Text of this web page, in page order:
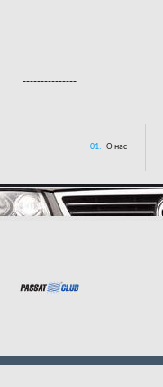
---------------
01. О нас